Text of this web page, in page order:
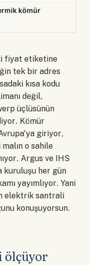
kömür
fiyat etiketine
tek bir adres
kısa kodu
değil,
üçlüsünün
Kömür
giriyor,
o sahile
Argus ve IHS
kuruluşu her gün
yayımlıyor. Yani
elektrik santrali
konuşuyorsun.
ölçüyor